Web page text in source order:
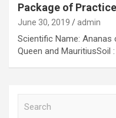
Package of
June 30, 2019 admin
Scientific Name: Ananas
Queen and MauritiusSoil